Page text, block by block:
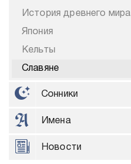
История древнего мира
Япония
Кельты
Славяне
Сонники
Имена
Новости